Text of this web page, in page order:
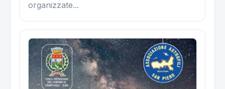
organizzate...